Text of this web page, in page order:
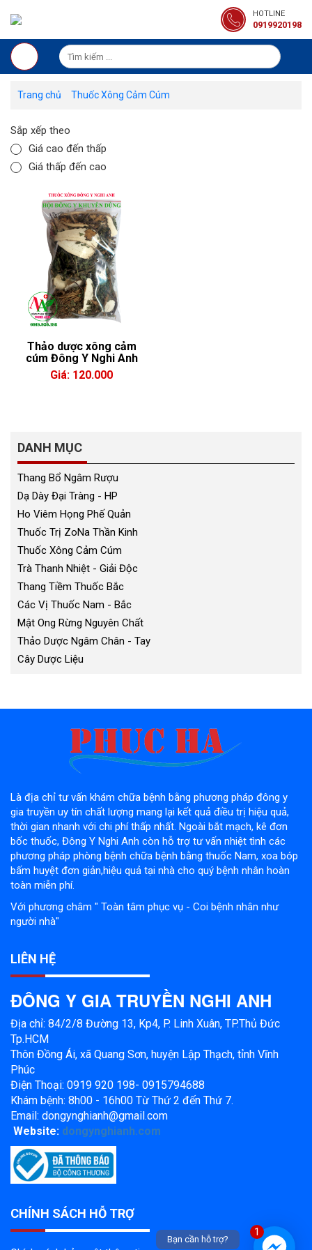
HOTLINE
0919920198
Trang chủ Thuốc Xông Cảm Cúm
DANH MỤC
Thang Bổ Ngâm Rượu
Dạ Dày Đại Tràng - HP
Ho Viêm Họng Phế Quản
Thuốc Trị ZoNa Thần Kinh
Thuốc Xông Cảm Cúm
Trà Thanh Nhiệt - Giải Độc
Thang Tiềm Thuốc Bắc
Các Vị Thuốc Nam - Bắc
Mật Ong Rừng Nguyên Chất
Thảo Dược Ngâm Chân - Tay
Cây Dược Liệu
Sắp xếp theo
Giá cao đến thấp
Giá thấp đến cao
Thảo dược xông cảm
cúm Đông Y Nghi Anh
Giá: 120.000
Là địa chỉ tư vấn khám chữa bệnh bằng phương pháp đông y
gia truyền uy tín chất lượng mang lại kết quả điều trị hiệu quả,
thời gian nhanh với chi phí thấp nhất. Ngoài bắt mạch, kê đơn
bốc thuốc, Đông Y Nghi Anh còn hỗ trợ tư vấn nhiệt tình các
phương pháp phòng bệnh chữa bệnh bằng thuốc Nam, xoa bóp
bấm huyệt đơn giản,hiệu quả tại nhà cho quý bệnh nhân hoàn
toàn miễn phí.
Với phương châm " Toàn tâm phục vụ - Coi bệnh nhân như
người nhà"
LIÊN HỆ
ĐÔNG Y GIA TRUYỀN NGHI ANH
Địa chỉ: 84/2/8 Đường 13, Kp4, P. Linh Xuân, TP.Thủ Đức
Tp.HCM
Thôn Đồng Ái, xã Quang Sơn, huyện Lập Thạch, tỉnh Vĩnh
Phúc
Điện Thoại: 0919 920 198- 0915794688
Khám bệnh: 8h00 - 16h00 Từ Thứ 2 đến Thứ 7.
Email: dongynghianh@gmail.com
Website: dongynghianh.com
CHÍNH SÁCH HỖ TRỢ
1
Bạn cần hỗ trợ?